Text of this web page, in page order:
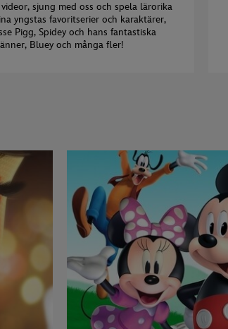
videor, sjung med oss och spela lärorika
yngstas favoritserier och karaktärer,
Pigg, Spidey och hans fantastiska
Bluey och många fler!